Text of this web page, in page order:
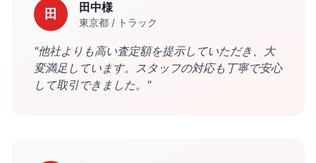
田 田中様
東京都 / トラック
"他社よりも高い査定額を提示していただき、大
変満足しています。スタッフの対応も丁寧で安心
して取引できました。 "